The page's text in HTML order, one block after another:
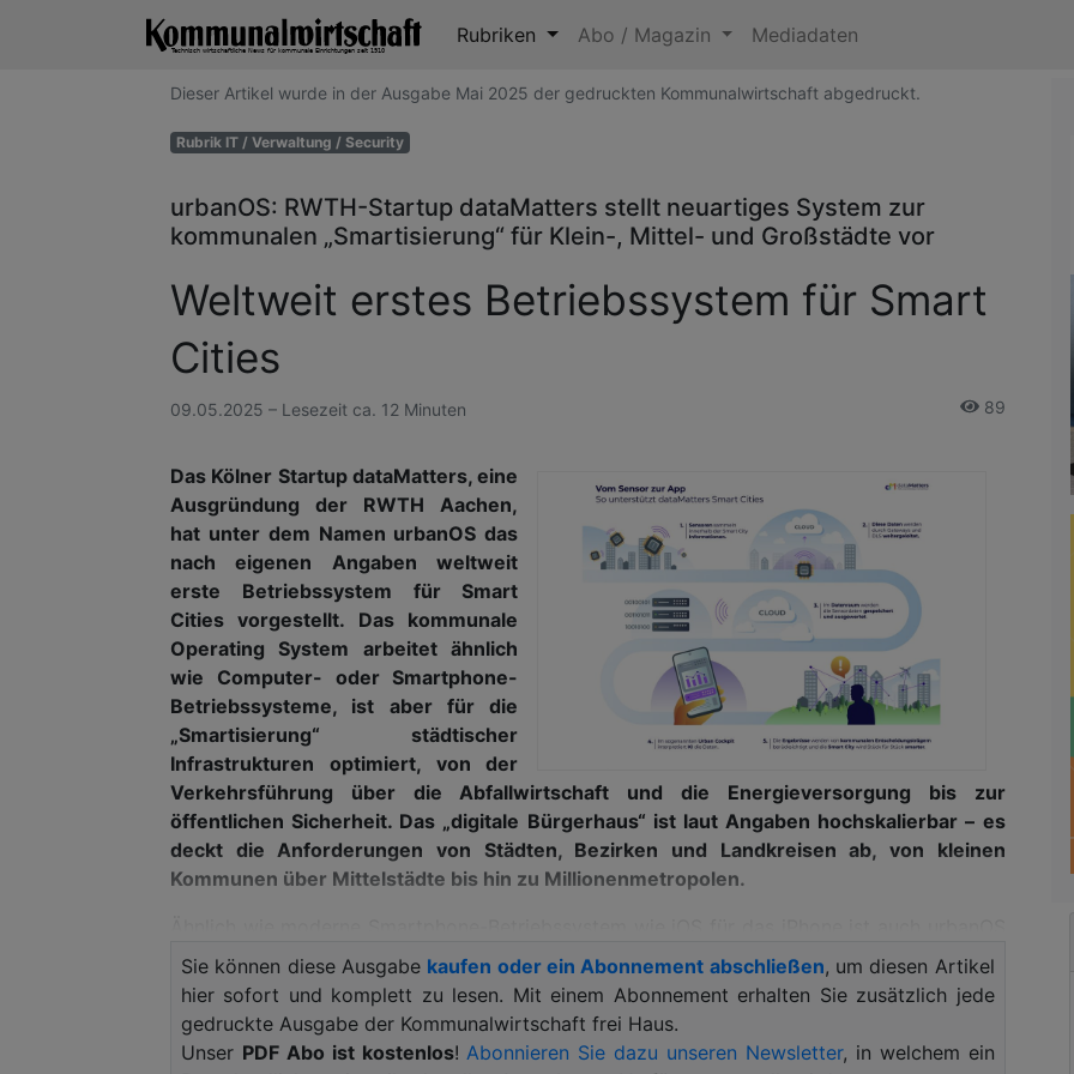
Rubriken Abo / Magazin Mediadaten
Dieser Artikel wurde in der Ausgabe Mai 2025 der gedruckten Kommunalwirtschaft abgedruckt.
Rubrik IT / Verwaltung / Security
urbanOS: RWTH-Startup dataMatters stellt neuartiges System zur
kommunalen „Smartisierung“ für Klein-, Mittel- und Großstädte vor
Weltweit erstes Betriebssystem für Smart
Cities
09.05.2025 – Lesezeit ca. 12 Minuten 89
Das Kölner Startup dataMatters, eine
Ausgründung der RWTH Aachen,
hat unter dem Namen urbanOS das
nach eigenen An­gaben weltweit
erste Betriebssystem für Smart
Cities vorgestellt. Das kommunale
Operating System arbeitet ähnlich
wie Computer- oder Smartphone-
Betriebssysteme, ist aber für die
„Smartisierung“ städtischer
Infrastrukturen optimiert, von der
Verkehrsführung über die Abfallwirtschaft und die Energie­versorgung bis zur
öffentlichen Sicherheit. Das „digitale Bürgerhaus“ ist laut Angaben hochskalierbar – es
deckt die Anforderungen von Städten, Bezirken und Landkreisen ab, von kleinen
Kommunen über Mittelstädte bis hin zu Millionen­metropolen.
mit einem AppStore ausgestattet. Kommunale Versorgungsbetriebe und
privatwirtschaftliche Unternehmen können ihre Services im urbanOS AppStore anbieten, so
dass diese von Leistungsträgern gegen Entgelt in Anspruch genommen werden können.
urbanCockpit erlaubt den Blick in die Zukunft
Sie können diese Ausgabe kaufen oder ein Abonnement abschließen, um diesen Artikel
hier sofort und komplett zu lesen. Mit einem Abonnement erhalten Sie zusätzlich jede
gedruckte Ausgabe der Kommunalwirtschaft frei Haus.
Unser PDF Abo ist kostenlos! Abonnieren Sie dazu unseren Newsletter, in welchem ein